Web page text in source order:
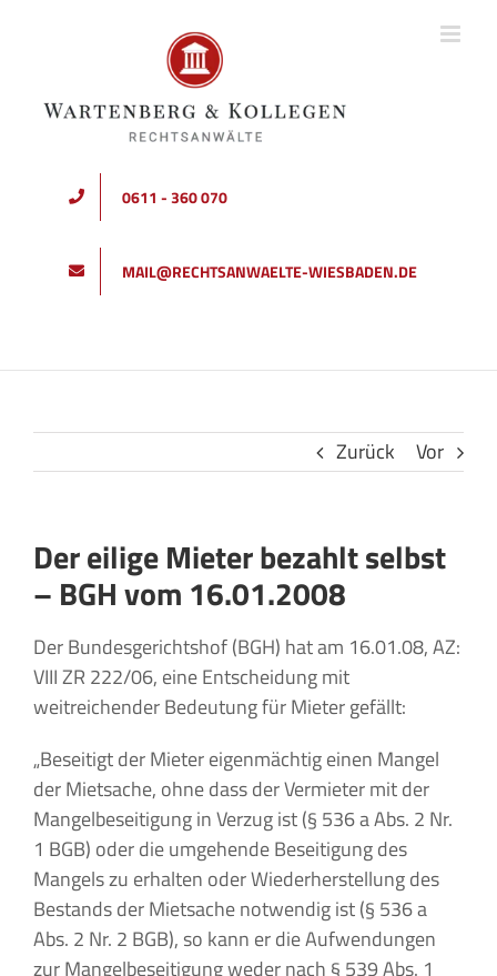
0611 - 360 070
MAIL@RECHTSANWAELTE-WIESBADEN.DE
Zurück Vor
Der eilige Mieter bezahlt selbst
– BGH vom 16.01.2008
Der Bundesgerichtshof (BGH) hat am 16.01.08, AZ:
VIII ZR 222/06, eine Entscheidung mit
weitreichender Bedeutung für Mieter gefällt:
„Beseitigt der Mieter eigenmächtig einen Mangel
der Mietsache, ohne dass der Vermieter mit der
Mangelbeseitigung in Verzug ist (§ 536 a Abs. 2 Nr.
1 BGB) oder die umgehende Beseitigung des
Mangels zu erhalten oder Wiederherstellung des
Bestands der Mietsache notwendig ist (§ 536 a
Abs. 2 Nr. 2 BGB), so kann er die Aufwendungen
zur Mangelbeseitigung weder nach § 539 Abs. 1